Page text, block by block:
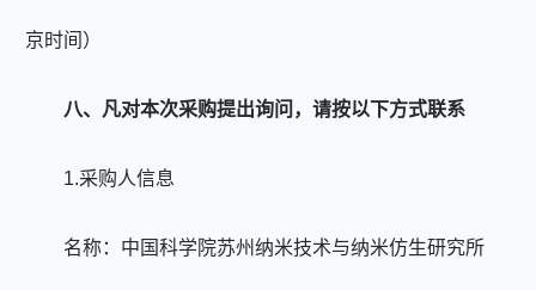
京时间）
八、凡对本次采购提出询问，请按以下方式联系
1.采购人信息
名称：中国科学院苏州纳米技术与纳米仿生研究所